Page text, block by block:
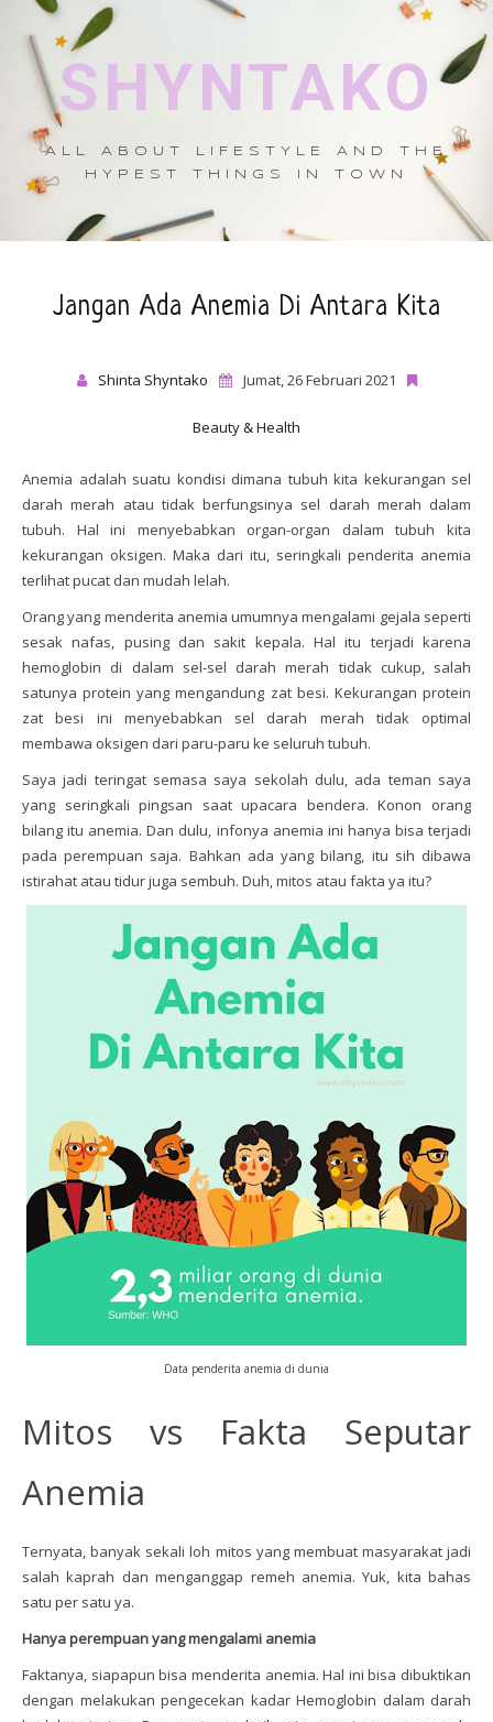
SHYNTAKO
ALL ABOUT LIFESTYLE AND THE
HYPEST THINGS IN TOWN
Jangan Ada Anemia Di Antara Kita
Shinta Shyntako Jumat, 26 Februari 2021
Beauty & Health
Anemia adalah suatu kondisi dimana tubuh kita kekurangan sel
darah merah atau tidak berfungsinya sel darah merah dalam
tubuh. Hal ini menyebabkan organ-organ dalam tubuh kita
kekurangan oksigen. Maka dari itu, seringkali penderita anemia
terlihat pucat dan mudah lelah.
Orang yang menderita anemia umumnya mengalami gejala seperti
sesak nafas, pusing dan sakit kepala. Hal itu terjadi karena
hemoglobin di dalam sel-sel darah merah tidak cukup, salah
satunya protein yang mengandung zat besi. Kekurangan protein
zat besi ini menyebabkan sel darah merah tidak optimal
membawa oksigen dari paru-paru ke seluruh tubuh.
Saya jadi teringat semasa saya sekolah dulu, ada teman saya
yang seringkali pingsan saat upacara bendera. Konon orang
bilang itu anemia. Dan dulu, infonya anemia ini hanya bisa terjadi
pada perempuan saja. Bahkan ada yang bilang, itu sih dibawa
istirahat atau tidur juga sembuh. Duh, mitos atau fakta ya itu?
Data penderita anemia di dunia
Mitos vs Fakta Seputar
Anemia
Ternyata, banyak sekali loh mitos yang membuat masyarakat jadi
salah kaprah dan menganggap remeh anemia. Yuk, kita bahas
satu per satu ya.
Hanya perempuan yang mengalami anemia
Faktanya, siapapun bisa menderita anemia. Hal ini bisa dibuktikan
dengan melakukan pengecekan kadar Hemoglobin dalam darah